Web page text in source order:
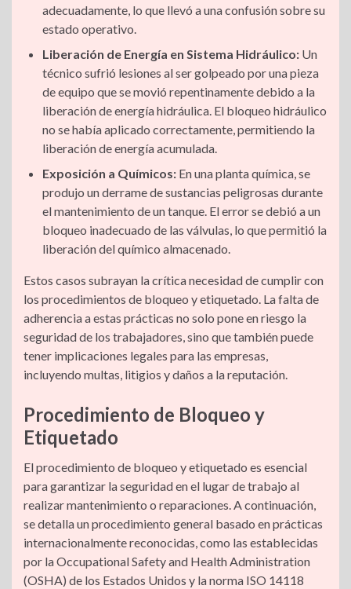
adecuadamente, lo que llevó a una confusión sobre su
estado operativo.
Liberación de Energía en Sistema Hidráulico: Un
técnico sufrió lesiones al ser golpeado por una pieza
de equipo que se movió repentinamente debido a la
liberación de energía hidráulica. El bloqueo hidráulico
no se había aplicado correctamente, permitiendo la
liberación de energía acumulada.
Exposición a Químicos: En una planta química, se
produjo un derrame de sustancias peligrosas durante
el mantenimiento de un tanque. El error se debió a un
bloqueo inadecuado de las válvulas, lo que permitió la
liberación del químico almacenado.
Estos casos subrayan la crítica necesidad de cumplir con
los procedimientos de bloqueo y etiquetado. La falta de
adherencia a estas prácticas no solo pone en riesgo la
seguridad de los trabajadores, sino que también puede
tener implicaciones legales para las empresas,
incluyendo multas, litigios y daños a la reputación.
Procedimiento de Bloqueo y
Etiquetado
El procedimiento de bloqueo y etiquetado es esencial
para garantizar la seguridad en el lugar de trabajo al
realizar mantenimiento o reparaciones. A continuación,
se detalla un procedimiento general basado en prácticas
internacionalmente reconocidas, como las establecidas
por la Occupational Safety and Health Administration
(OSHA) de los Estados Unidos y la norma ISO 14118